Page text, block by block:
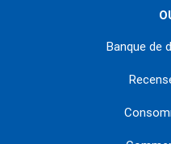
Banque de